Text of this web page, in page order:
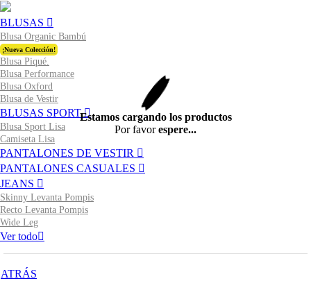
BLUSAS
Blusa Organic Bambú
¡Nueva Colección!
Blusa Piqué.
Blusa Performance
Blusa Oxford
Blusa de Vestir
BLUSAS SPORT
Blusa Sport Lisa
Camiseta Lisa
PANTALONES DE VESTIR
PANTALONES CASUALES
JEANS
Skinny Levanta Pompis
Recto Levanta Pompis
Wide Leg
Ver todo
ATRÁS
Estamos cargando los productos
Por favorespere...